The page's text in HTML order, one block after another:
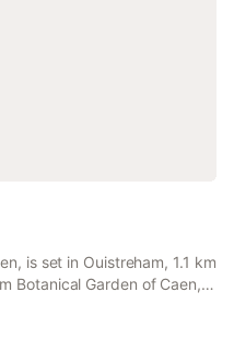
is set in Ouistreham, 1.1 km
Botanical Garden of Caen,